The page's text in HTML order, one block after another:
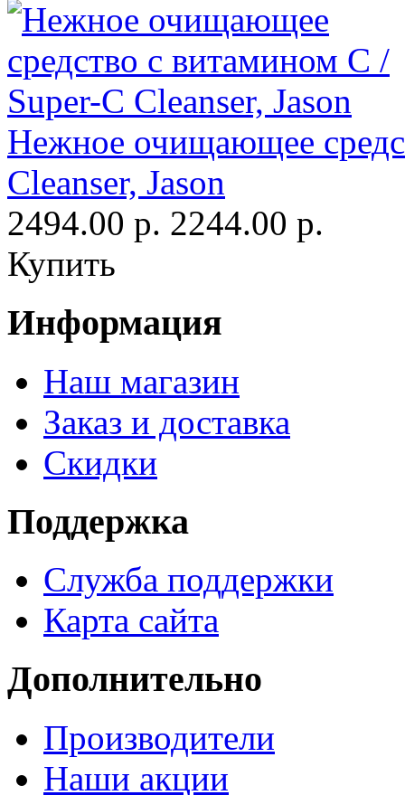
Нежное очищающее
Cleanser, Jason
2494.00 р. 2244.00 р.
Купить
Информация
Наш магазин
Заказ и доставка
Скидки
Поддержка
Служба поддержки
Карта сайта
Дополнительно
Производители
Наши акции